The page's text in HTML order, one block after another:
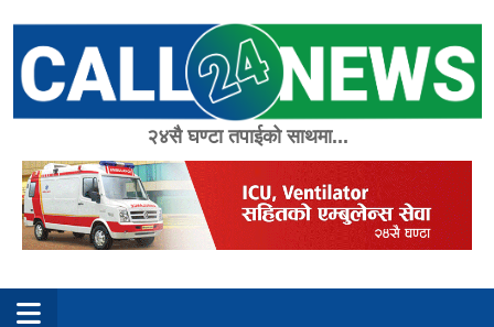
content
२४सै घण्टा तपाईको साथमा...